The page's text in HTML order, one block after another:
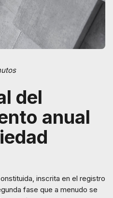
del
anual
inscrita en el registro
fase que a menudo se